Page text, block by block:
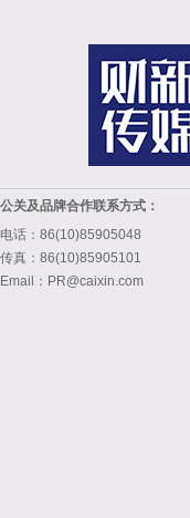
公关及品牌合作联系方式：
电话：86(10)85905048
传真：86(10)85905101
Email：PR@caixin.com